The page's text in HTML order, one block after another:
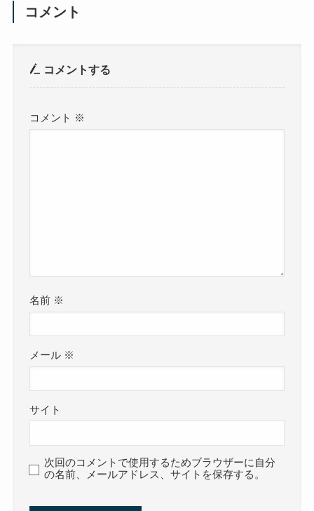
コメント
コメントする
コメント ※
名前 ※
メール ※
サイト
次回のコメントで使用するためブラウザーに自分
の名前、メールアドレス、サイトを保存する。